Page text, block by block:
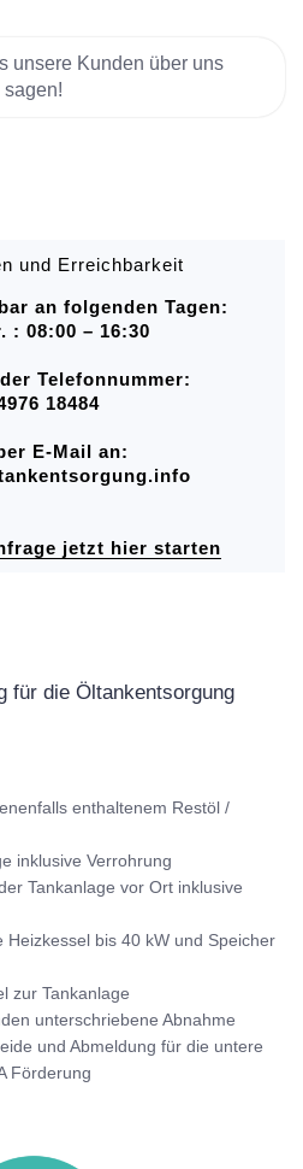
unsere Kunden über uns
sagen!
und Erreichbarkeit
an folgenden Tagen:
: 08:00 – 16:30
Telefonnummer:
18484
E-Mail an:
jetzt hier starten
für die Öltankentsorgung
enthaltenem Restöl /
inklusive Verrohrung
Tankanlage vor Ort inklusive
Heizkessel bis 40 kW und Speicher
zur Tankanlage
unterschriebene Abnahme
und Abmeldung für die untere
Förderung